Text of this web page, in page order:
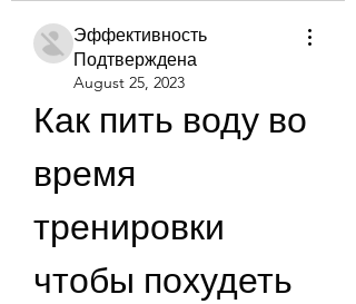
Эффективность
Подтверждена
August 25, 2023
Как пить воду во
время
тренировки
чтобы похудеть